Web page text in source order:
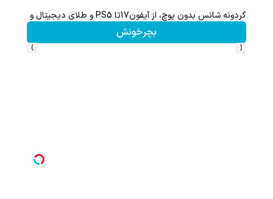
گردونه شانس بدون پوچ، از آیفون17تا PS5 و طلای دیجیتال و دلار🔥
بچرخونش
‹
›